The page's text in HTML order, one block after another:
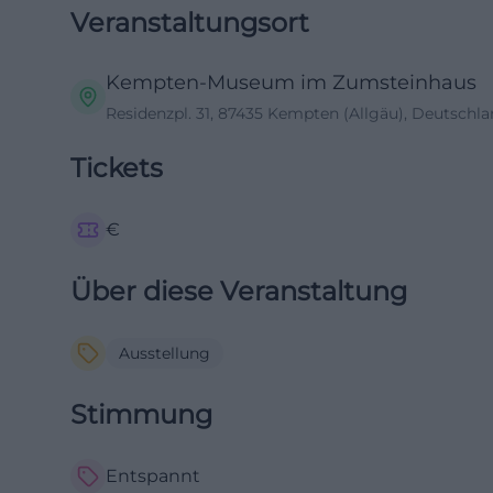
Veranstaltungsort
Kempten-Museum im Zumsteinhaus
Residenzpl. 31, 87435 Kempten (Allgäu),
Tickets
€
Über diese Veranstaltung
Ausstellung
Stimmung
Entspannt